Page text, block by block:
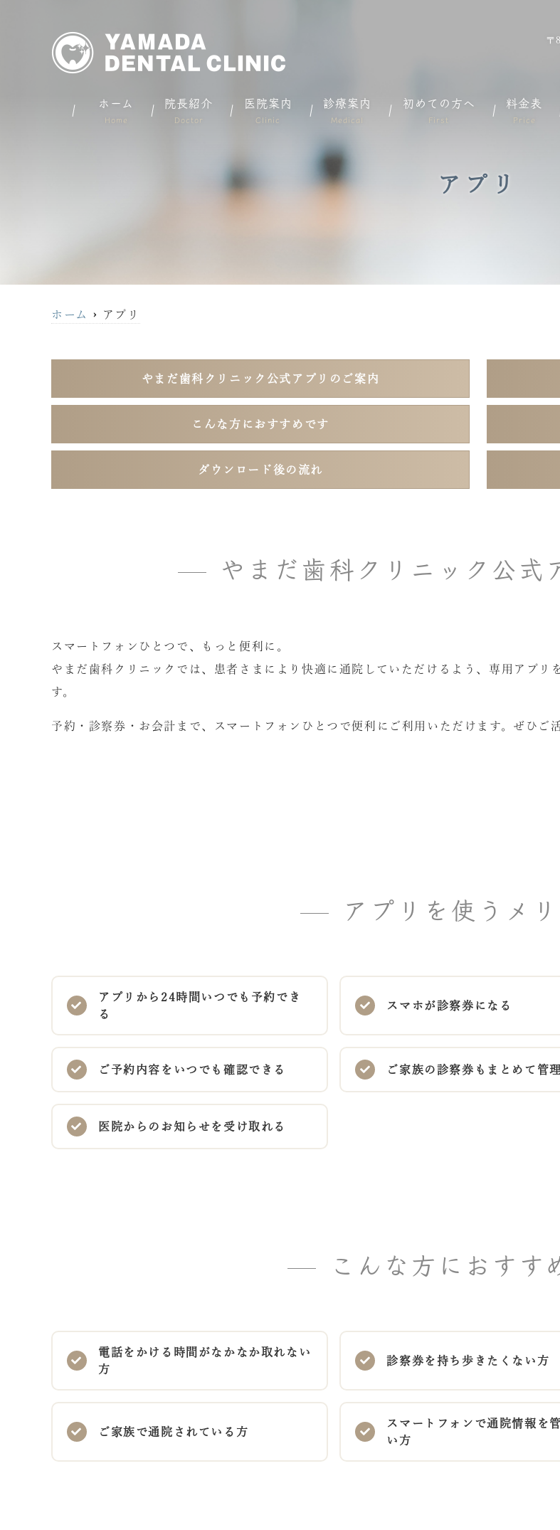
〒
ホーム
Home
院長紹介
Doctor
医院案内
Clinic
診療案内
Medical
初めての方へ
First
料金表
Price
アプリ
ホーム アプリ
やまだ歯科クリニック公式アプリのご案内
こんな方におすすめです
ダウンロード後の流れ
やまだ歯科クリニック公式
スマートフォンひとつで、もっと便利に。
やまだ歯科クリニックでは、患者さまにより快適に通院していただけるよう、専用アプリ
す。
予約・診察券・お会計まで、スマートフォンひとつで便利にご利用いただけます。ぜひご
アプリを使うメリ
アプリから24時間いつでも予約でき
る
スマホが診察券になる
ご予約内容をいつでも確認できる ご家族の診察券もまとめて管
医院からのお知らせを受け取れる
こんな方におすす
電話をかける時間がなかなか取れない
方
診察券を持ち歩きたくない方
ご家族で通院されている方
スマートフォンで通院情報を
い方